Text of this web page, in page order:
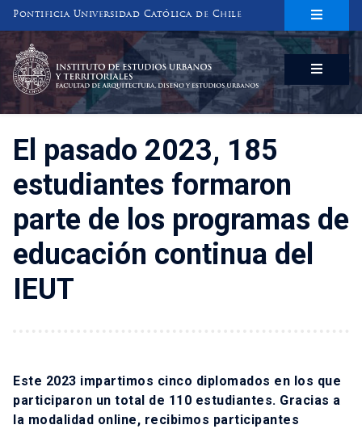
Pontificia Universidad Católica de Chile
INSTITUTO DE ESTUDIOS URBANOS
Y TERRITORIALES
FACULTAD DE ARQUITECTURA, DISEÑO Y ESTUDIOS URBANOS
El pasado 2023, 185
estudiantes formaron
parte de los programas de
educación continua del
IEUT
Este 2023 impartimos cinco diplomados en los que
participaron un total de 110 estudiantes. Gracias a
la modalidad online, recibimos participantes